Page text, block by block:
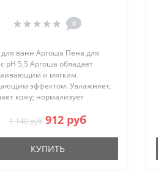
0
ванн Аргоша Пена для
pH 5,5 Аргоша обладает
и мягким
эффектом. Увлажняет,
кожу; нормализует
лёгкие раздражения.
для ванн Аргоша – это pH-
..
1 140 руб 912 руб
КУПИТЬ